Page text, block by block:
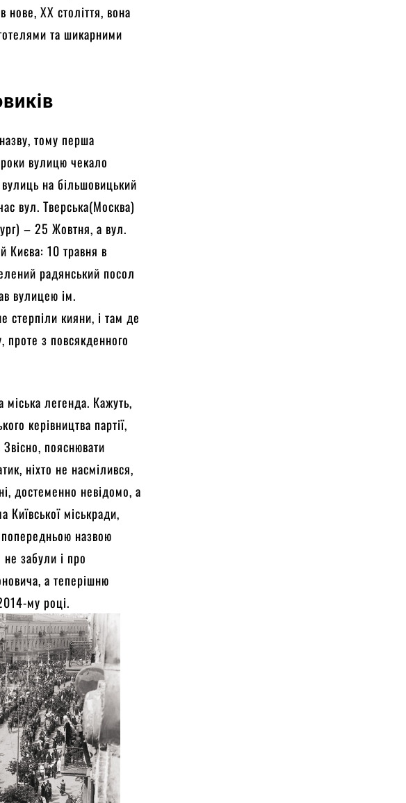
XX століття, вона
та шикарними
тому перша
вулицю чекало
на більшовицький
вул. Тверська(Москва)
– 25 Жовтня, а вул.
Києва: 10 травня в
радянський посол
вулицею ім.
стерпіли кияни, і там де
проте з повсякденного
легенда. Кажуть,
керівництва партії,
пояснювати
ніхто не насмілився,
достеменно невідомо, а
Київської міськради,
назвою
забули і про
а теперішню
му році.